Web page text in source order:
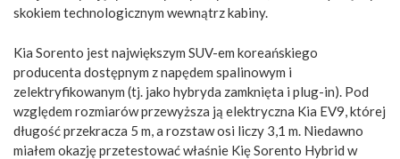
skokiem technologicznym wewnątrz kabiny.
Kia Sorento jest największym SUV-em koreańskiego
producenta dostępnym z napędem spalinowym i
zelektryfikowanym (tj. jako hybryda zamknięta i plug-in). Pod
względem rozmiarów przewyższa ją elektryczna Kia EV9, której
długość przekracza 5 m, a rozstaw osi liczy 3,1 m. Niedawno
miałem okazję przetestować właśnie Kię Sorento Hybrid w